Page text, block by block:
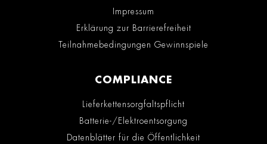
Impressum
Erklärung zur Barrierefreiheit
Teilnahmebedingungen Gewinnspiele
COMPLIANCE
Lieferkettensorgfaltspflicht
Batterie-/Elektroentsorgung
Datenblätter für die Öffentlichkeit